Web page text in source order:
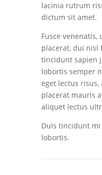
lacinia rutrum
dictum sit amet.
Fusce venenatis,
placerat, dui nisl
tincidunt sapien
lobortis semper
eget lectus risus,
placerat mauris
aliquet lectus
Duis tincidunt
lobortis.